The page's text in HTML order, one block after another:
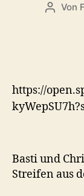
Von
https://
Basti und
Streifen aus